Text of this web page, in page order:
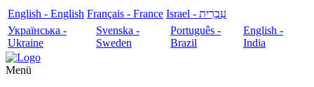
English - English Français - France
עִבְרִית - Israel
Українська -
Ukraine
Svenska -
Sweden
Português -
Brazil
English -
India
Menü